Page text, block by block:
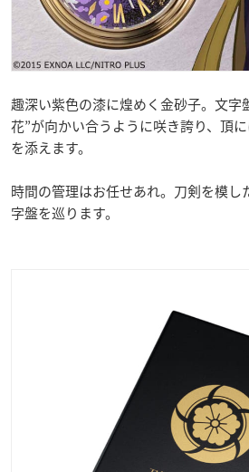
趣深い紫色の漆に煌めく金砂子。文字
花”が向かい合うように咲き誇り、頂
を添えます。
時間の管理はお任せあれ。刀剣を模し
字盤を巡ります。